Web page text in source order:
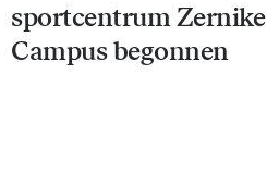
sportcentrum Zernike
Campus begonnen